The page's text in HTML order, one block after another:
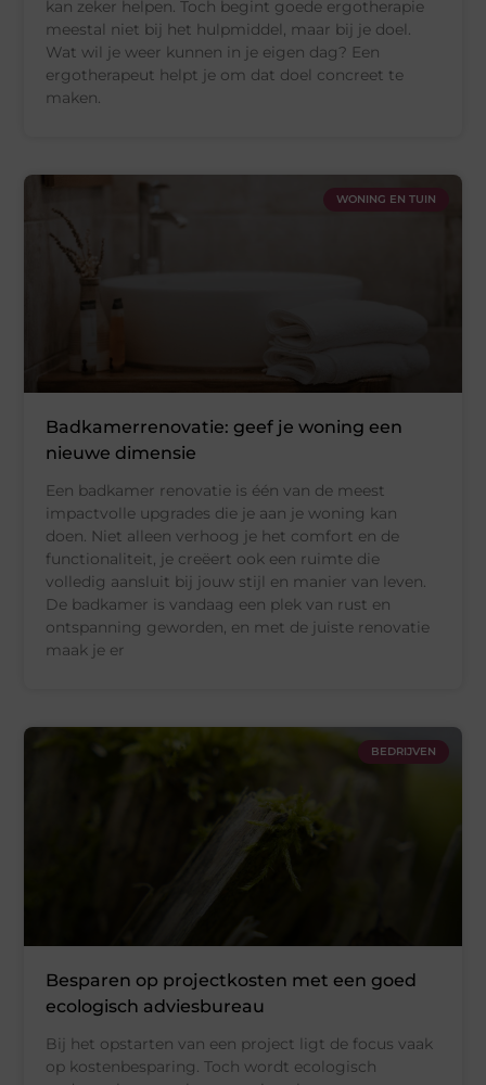
kan zeker helpen. Toch begint goede ergotherapie
meestal niet bij het hulpmiddel, maar bij je doel.
Wat wil je weer kunnen in je eigen dag? Een
ergotherapeut helpt je om dat doel concreet te
maken.
WONING EN TUIN
Badkamerrenovatie: geef je woning een
nieuwe dimensie
Een badkamer renovatie is één van de meest
impactvolle upgrades die je aan je woning kan
doen. Niet alleen verhoog je het comfort en de
functionaliteit, je creëert ook een ruimte die
volledig aansluit bij jouw stijl en manier van leven.
De badkamer is vandaag een plek van rust en
ontspanning geworden, en met de juiste renovatie
maak je er
BEDRIJVEN
Besparen op projectkosten met een goed
ecologisch adviesbureau
Bij het opstarten van een project ligt de focus vaak
op kostenbesparing. Toch wordt ecologisch